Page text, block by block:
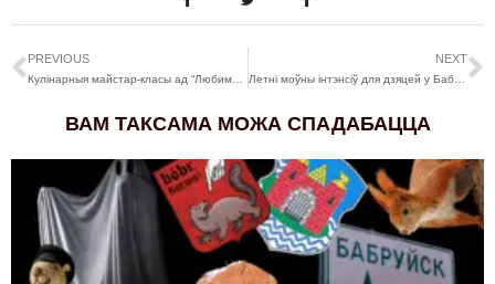
PREVIOUS NEXT
Летні моўны інтэнсіў для дзяцей у Бабруйску пройдзе з 19 па 30 чэрвеня
ВАМ ТАКСАМА МОЖА СПАДАБАЦЦА